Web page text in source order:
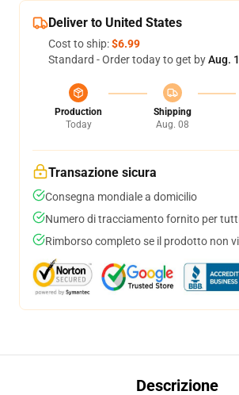
Deliver to United States
Cost to ship:$6.99
Standard - Order today to get byAug.
Production
Today
Shipping
Aug. 08
Transazione sicura
Consegna mondiale a domicilio
Numero di tracciamento fornito per
Rimborso completo se il prodotto non
Descrizione